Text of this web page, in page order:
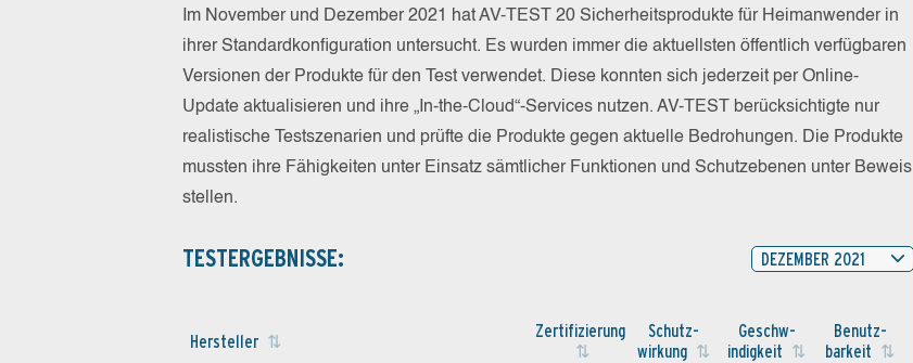
Im November und Dezember 2021 hat AV-TEST 20 Sicherheitsprodukte für Heimanwender in
ihrer Standardkonfiguration untersucht. Es wurden immer die aktuellsten öffentlich verfügbaren
Versionen der Produkte für den Test verwendet. Diese konnten sich jederzeit per Online-
Update aktualisieren und ihre „In-the-Cloud“-Services nutzen. AV-TEST berücksichtigte nur
realistische Testszenarien und prüfte die Produkte gegen aktuelle Bedrohungen. Die Produkte
mussten ihre Fähigkeiten unter Einsatz sämtlicher Funktionen und Schutzebenen unter Beweis
stellen.
TESTERGEBNISSE: DEZEMBER 2021
Hersteller Zertifi­zierung
Schutz­
wirkung
Geschw­
indigkeit
Benutz­
barkeit